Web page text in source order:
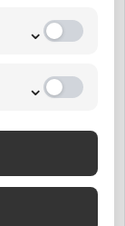
eficiente
SEO y
un papel
no
la
⌄
⌄